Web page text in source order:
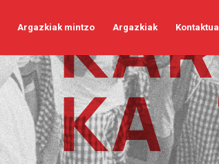
Argazkiak mintzo Argazkiak Kontaktua